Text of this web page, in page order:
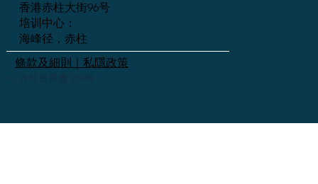
香港赤柱大街96号
培训中心：
海峰径，赤柱
條款及細則｜私隱政策